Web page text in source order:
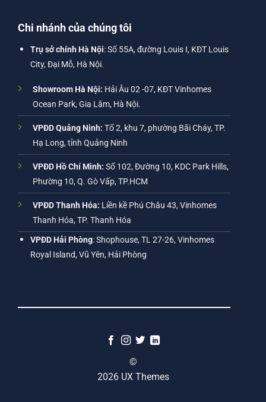
Chi nhánh của chúng tôi
Trụ sở chính Hà Nội: Số 55A, đường Louis I, KĐT Louis
City, Đại Mỗ, Hà Nội.
Showroom Hà Nội: Hải Âu 02 -07, KĐT Vinhomes
Ocean Park, Gia Lâm, Hà Nội.
VPĐD Quảng Ninh: Tổ 2, khu 7, phường Bãi Cháy, TP.
Hạ Long, tỉnh Quảng Ninh
VPĐD Hồ Chí Minh: Số 102, Đường 10, KDC Park Hills,
Phường 10, Q. Gò Vấp, TP.HCM
VPĐD Thanh Hóa: Liền kề Phú Châu 43, Vinhomes
Thanh Hóa, TP. Thanh Hóa
VPĐD Hải Phòng: Shophouse, TL 27-26, Vinhomes
Royal Island, Vũ Yên, Hải Phòng
©
2026 UX Themes